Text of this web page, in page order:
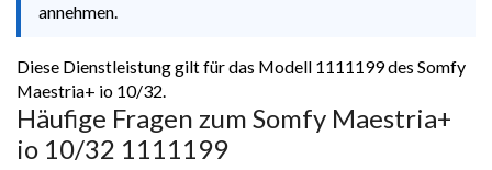
annehmen.
Diese Dienstleistung gilt für das Modell 1111199 des Somfy
Maestria+ io 10/32.
Häufige Fragen zum Somfy Maestria+
io 10/32 1111199